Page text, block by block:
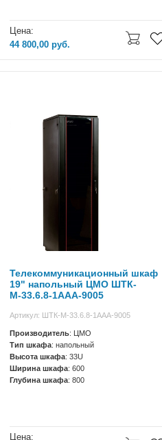
Цена:
44 800,00 руб.
Телекоммуникационный шкаф
19" напольный ЦМО ШТК-
М-33.6.8-1ААА-9005
Артикул: ШТК-М-33.6.8-1ААА-9005
Производитель: ЦМО
Тип шкафа: напольный
Высота шкафа: 33U
Ширина шкафа: 600
Глубина шкафа: 800
Цена: